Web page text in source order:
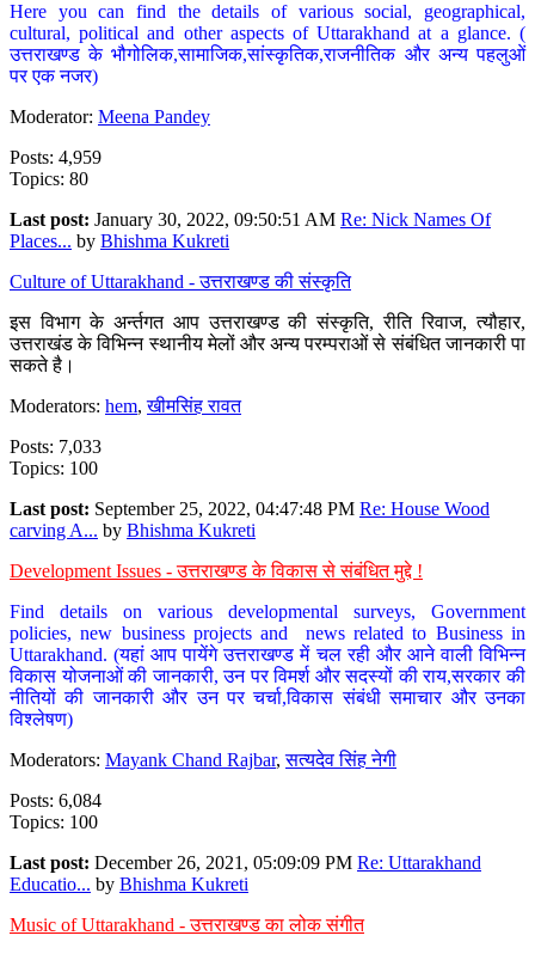
Here you can find the details of various social, geographical,
cultural, political and other aspects of Uttarakhand at a glance. (
उत्तराखण्ड के भौगोलिक,सामाजिक,सांस्कृतिक,राजनीतिक और अन्य पहलुओं
पर एक नजर)
Moderator: Meena Pandey
Posts: 4,959
Topics: 80
Last post: January 30, 2022, 09:50:51 AM Re: Nick Names Of
Places... by Bhishma Kukreti
Culture of Uttarakhand - उत्तराखण्ड की संस्कृति
इस विभाग के अर्न्तगत आप उत्तराखण्ड की संस्कृति, रीति रिवाज, त्यौहार,
उत्तराखंड के विभिन्न स्थानीय मेलों और अन्य परम्पराओं से संबंधित जानकारी पा
सकते है।
Moderators: hem,खीमसिंह रावत
Posts: 7,033
Topics: 100
Last post: September 25, 2022, 04:47:48 PM Re: House Wood
carving A... by Bhishma Kukreti
Development Issues - उत्तराखण्ड के विकास से संबंधित मुद्दे !
Find details on various developmental surveys, Government
policies, new business projects and news related to Business in
Uttarakhand. (यहां आप पायेंगे उत्तराखण्ड में चल रही और आने वाली विभिन्न
विकास योजनाओं की जानकारी, उन पर विमर्श और सदस्यों की राय,सरकार की
नीतियों की जानकारी और उन पर चर्चा,विकास संबंधी समाचार और उनका
विश्लेषण)
Moderators: Mayank Chand Rajbar,सत्यदेव सिंह नेगी
Posts: 6,084
Topics: 100
Last post: December 26, 2021, 05:09:09 PM Re: Uttarakhand
Educatio... by Bhishma Kukreti
Music of Uttarakhand - उत्तराखण्ड का लोक संगीत